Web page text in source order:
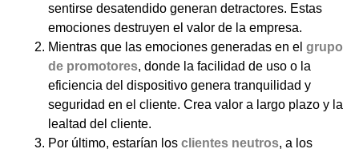
sentirse desatendido generan detractores. Estas
emociones destruyen el valor de la empresa.
Mientras que las emociones generadas en el grupo
de promotores, donde la facilidad de uso o la
eficiencia del dispositivo genera tranquilidad y
seguridad en el cliente. Crea valor a largo plazo y la
lealtad del cliente.
Por último, estarían los clientes neutros, a los